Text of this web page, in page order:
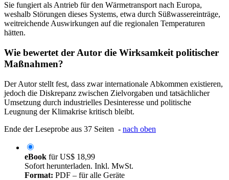
Sie fungiert als Antrieb für den Wärmetransport nach Europa,
weshalb Störungen dieses Systems, etwa durch Süßwassereinträge,
weitreichende Auswirkungen auf die regionalen Temperaturen
hätten.
Wie bewertet der Autor die Wirksamkeit politischer
Maßnahmen?
Der Autor stellt fest, dass zwar internationale Abkommen existieren,
jedoch die Diskrepanz zwischen Zielvorgaben und tatsächlicher
Umsetzung durch industrielles Desinteresse und politische
Leugnung der Klimakrise kritisch bleibt.
Ende der Leseprobe aus 37 Seiten - nach oben
eBook fürUS$ 18,99
Sofort herunterladen. Inkl. MwSt.
Format: PDF – für alle Geräte